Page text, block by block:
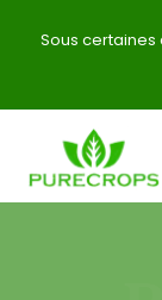
Sous certaines